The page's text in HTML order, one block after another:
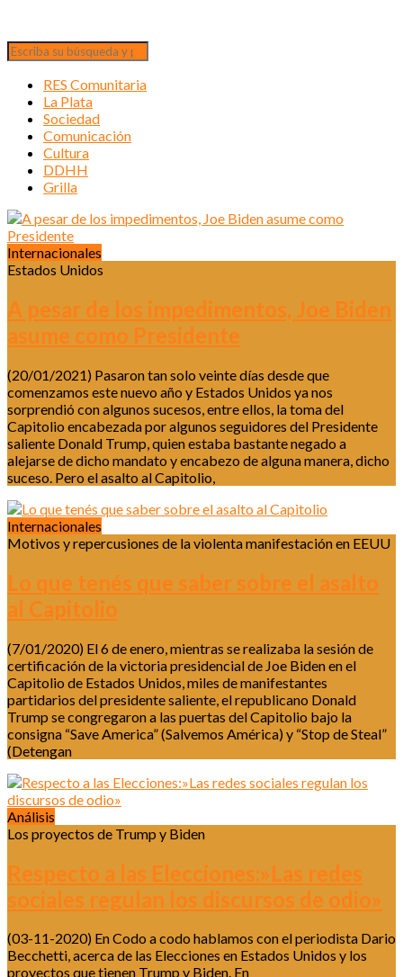
RES Comunitaria
La Plata
Sociedad
Comunicación
Cultura
DDHH
Grilla
Internacionales
Estados Unidos
A pesar de los impedimentos, Joe Biden
asume como Presidente
(20/01/2021) Pasaron tan solo veinte días desde que
comenzamos este nuevo año y Estados Unidos ya nos
sorprendió con algunos sucesos, entre ellos, la toma del
Capitolio encabezada por algunos seguidores del Presidente
saliente Donald Trump, quien estaba bastante negado a
alejarse de dicho mandato y encabezo de alguna manera, dicho
suceso. Pero el asalto al Capitolio,
Internacionales
Motivos y repercusiones de la violenta manifestación en EEUU
Lo que tenés que saber sobre el asalto
al Capitolio
(7/01/2020) El 6 de enero, mientras se realizaba la sesión de
certificación de la victoria presidencial de Joe Biden en el
Capitolio de Estados Unidos, miles de manifestantes
partidarios del presidente saliente, el republicano Donald
Trump se congregaron a las puertas del Capitolio bajo la
consigna “Save America” (Salvemos América) y “Stop de Steal”
(Detengan
Análisis
Los proyectos de Trump y Biden
Respecto a las Elecciones:»Las redes
sociales regulan los discursos de odio»
(03-11-2020) En Codo a codo hablamos con el periodista Dario
Becchetti, acerca de las Elecciones en Estados Unidos y los
proyectos que tienen Trump y Biden. En